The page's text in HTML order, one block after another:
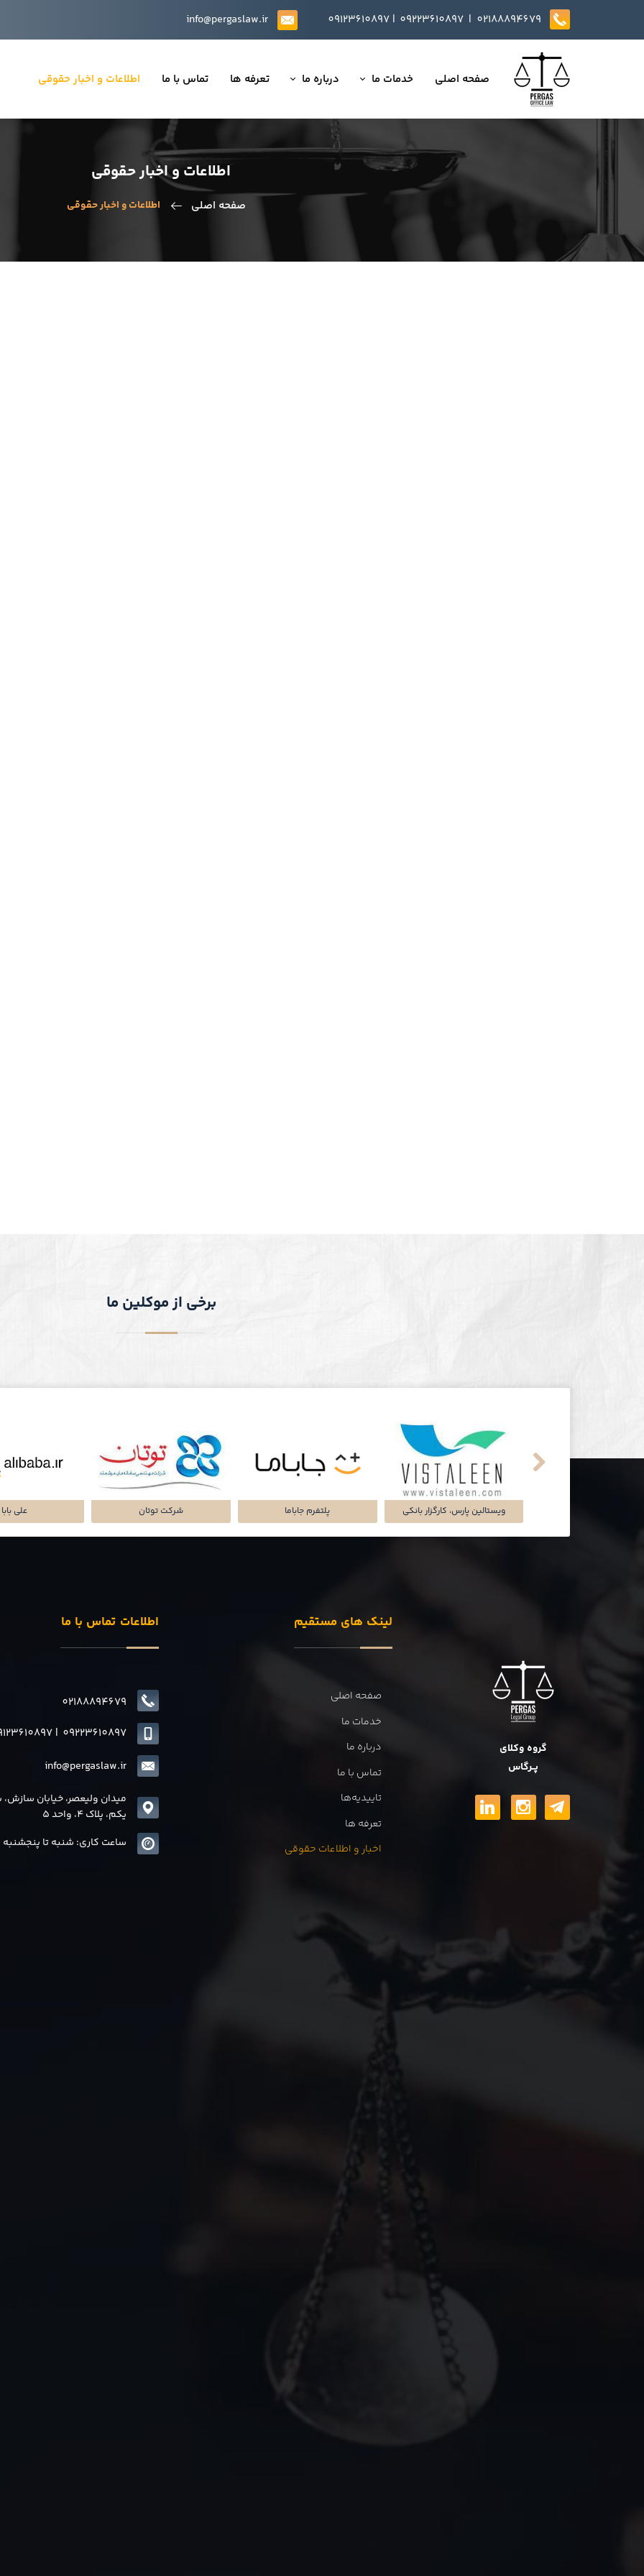
صفحه اصلی خدمات ما
تمامی خدمات
وکالت در دعاوی
درباره ما
داستان ما
تاییدیه‌ها
تعرفه ها تماس با ما اطلاعات و اخبار حقوقی
09123610897| 09223610897​​​​​​​ | 02188894679
info@pergaslaw.ir
اطلاعات و اخبار حقوقی
صفحه اصلی اطلاعات و اخبار حقوقی
پلتفرم میاره شرکت سرمایه گذاری شرکت دلتا پرداز پرشین شرکت تجارت سگال آرتا
برخی از موکلین ما
گروه وکلای
پــرگاس
لینک های مستقیم
صفحه اصلی
خدمات ما
درباره ما
تماس با ما
تاییدیه‌ها
تعرفه ها
اخبار و اطلاعات حقوقی
اطلاعات تماس با ما
02188894679
info@pergaslaw.ir
| 09223610897
میدان ولیعصر، خیابان
یکم، پلاک 4، واحد 5
ساعت کاری: شنبه تا پنجشنبه 8 الی17